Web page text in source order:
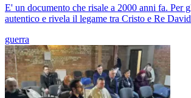
E' un documento che risale a 2000 anni fa. Per
autentico e rivela il legame tra Cristo e Re
guerra